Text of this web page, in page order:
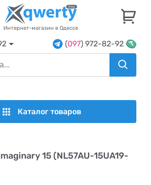
Интернет-магазин в Одессе
(097) 972-82-92
Каталог товаров
15 (NL57AU-15UA19-